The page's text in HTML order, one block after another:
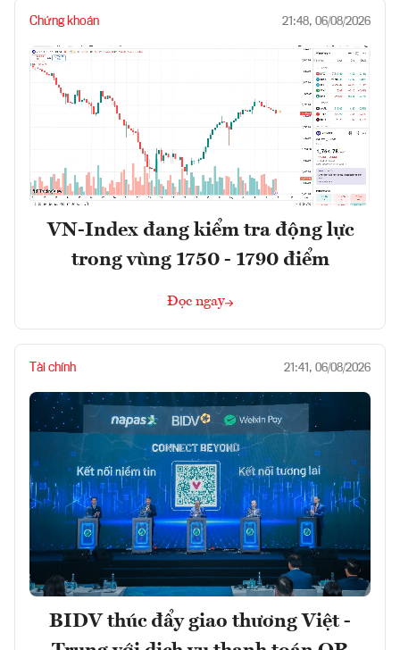
Chứng khoán 21:48, 06/08/2026
VN-Index đang kiểm tra động lực
trong vùng 1750 - 1790 điểm
Đọc ngay
Tài chính 21:41, 06/08/2026
BIDV thúc đẩy giao thương Việt -